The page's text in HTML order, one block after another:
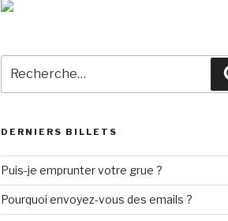
pour
:
DERNIERS BILLETS
Puis-je emprunter votre grue ?
Pourquoi envoyez-vous des emails ?